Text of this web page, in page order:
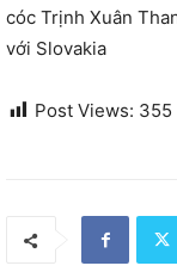
cóc Trịnh Xuân
với Slovakia
Post Views: 355